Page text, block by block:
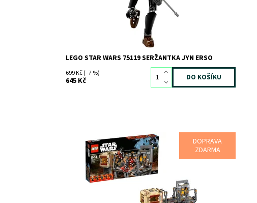
LEGO STAR WARS 75119 SERŽANTKA JYN ERSO
699 Kč(–7 %)
645 Kč
DOPRAVA
ZDARMA
Uprchni před Bala-Tikem a obávanými Rathtary!
Dostupnost:
Skladem2
4641
Značka:
LEGO